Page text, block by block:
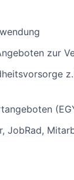
zur
JobRad,